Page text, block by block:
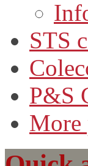
STS
P&S
More